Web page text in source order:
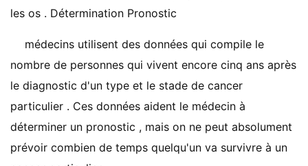
les os . Détermination Pronostic
médecins utilisent des données qui compile le
nombre de personnes qui vivent encore cinq ans après
le diagnostic d'un type et le stade de cancer
particulier . Ces données aident le médecin à
déterminer un pronostic , mais on ne peut absolument
prévoir combien de temps quelqu'un va survivre à un